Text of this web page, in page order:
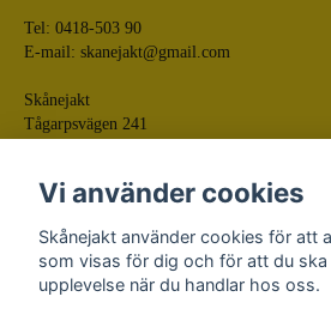
Tel: 0418-503 90
E-mail: skanejakt@gmail.com
Skånejakt
Tågarpsvägen 241
Vi använder cookies
Skånejakt använder cookies för att
som visas för dig och för att du
upplevelse när du handlar hos oss.